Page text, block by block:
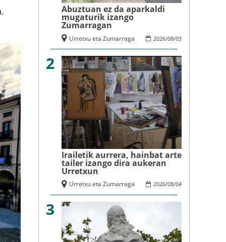
Abuztuan ez da aparkaldi
mugaturik izango
Zumarragan
2026/08/03
Urretxu eta Zumarraga
2
Irailetik aurrera, hainbat arte
tailer izango dira aukeran
Urretxun
2026/08/04
Urretxu eta Zumarraga
3